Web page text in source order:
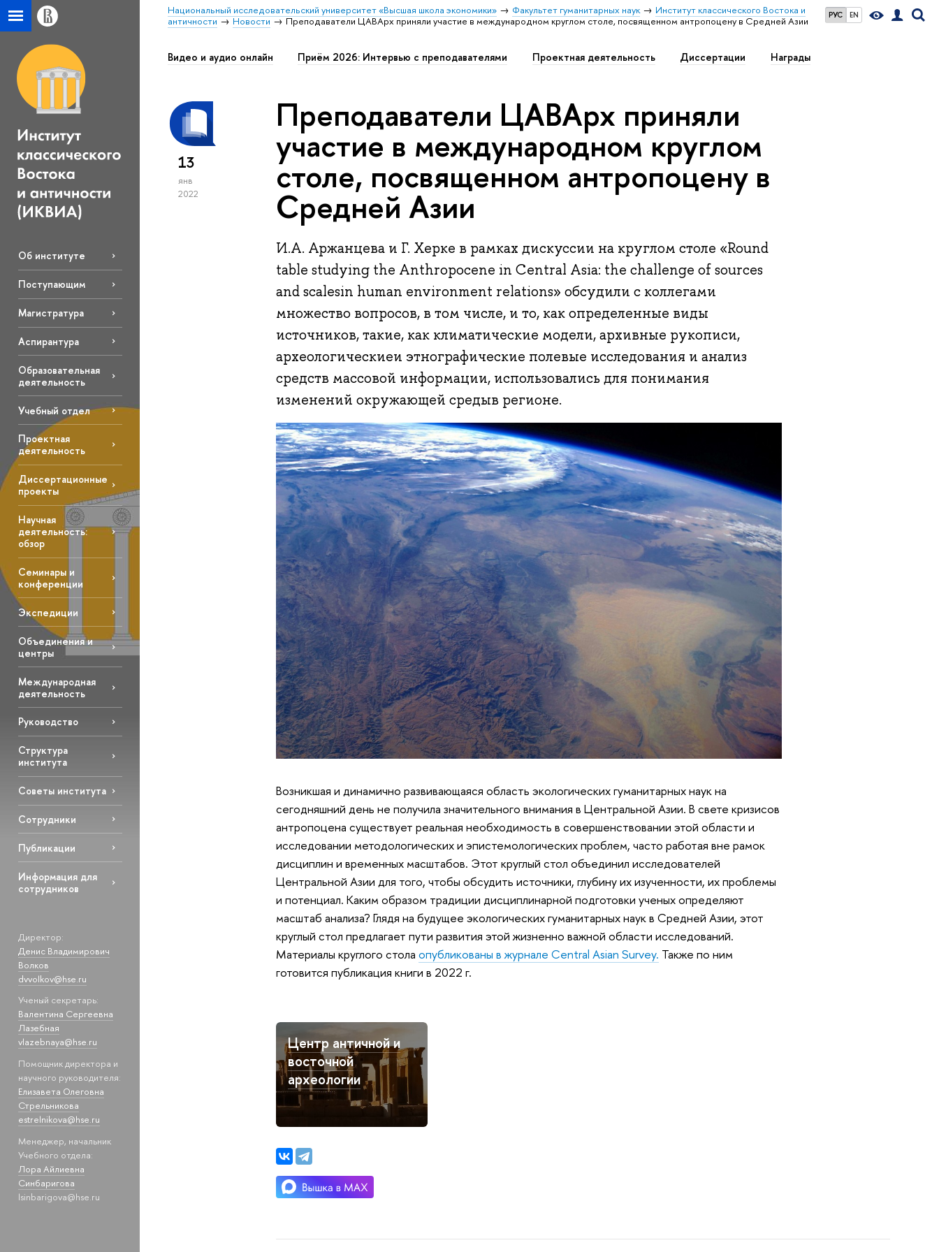
РУС EN
Национальный исследовательский университет «Высшая школа экономики» Факультет гуманитарных наук
Институт классического Востока и
античности
Новости Преподаватели ЦАВАрх приняли участие в международном круглом столе, посвященном антропоцену в Средней Азии
Об институте
Поступающим
Магистратура
Аспирантура
Образовательная
деятельность
Учебный отдел
Проектная
деятельность
Диссертационные
проекты
Научная
деятельность:
обзор
Семинары и
конференции
Экспедиции
Объединения и
центры
Международная
деятельность
Руководство
Структура
института
Советы института
Сотрудники
Публикации
Информация для
сотрудников
Директор:
Денис Владимирович
Волков
dvvolkov@hse.ru
Ученый секретарь:
Валентина Сергеевна
Лазебная
vlazebnaya@hse.ru
Помощник директора и
научного руководителя:
Елизавета Олеговна
Стрельникова
estrelnikova@hse.ru
Менеджер, начальник
Учебного отдела:
Лора Айлиевна
Синбаригова
lsinbarigova@hse.ru
Видео и аудио онлайн Приём 2026: Интервью с преподавателями Проектная деятельность Диссертации Награды
13
янв
2022
Преподаватели ЦАВАрх приняли
участие в международном круглом
столе, посвященном антропоцену в
Средней Азии
И.А. Аржанцева и Г. Херке в рамках дискуссии на круглом столе «Round
table studying the Anthropocene in Central Asia: the challenge of sources
and scalesin human environment relations» обсудили с коллегами
множество вопросов, в том числе, и то, как определенные виды
источников, такие, как климатические модели, архивные рукописи,
археологическиеи этнографические полевые исследования и анализ
средств массовой информации, использовались для понимания
изменений окружающей средыв регионе.
Возникшая и динамично развивающаяся область экологических гуманитарных наук на
сегодняшний день не получила значительного внимания в Центральной Азии. В свете кризисов
антропоцена существует реальная необходимость в совершенствовании этой области и
исследовании методологических и эпистемологических проблем, часто работая вне рамок
дисциплин и временных масштабов. Этот круглый стол объединил исследователей
Центральной Азии для того, чтобы обсудить источники, глубину их изученности, их проблемы
и потенциал. Каким образом традиции дисциплинарной подготовки ученых определяют
масштаб анализа? Глядя на будущее экологических гуманитарных наук в Средней Азии, этот
круглый стол предлагает пути развития этой жизненно важной области исследований.
Материалы круглого столаопубликованы в журнале Central Asian Survey. Также по ним
готовится публикация книги в 2022 г.
Центр античной и
восточной
археологии